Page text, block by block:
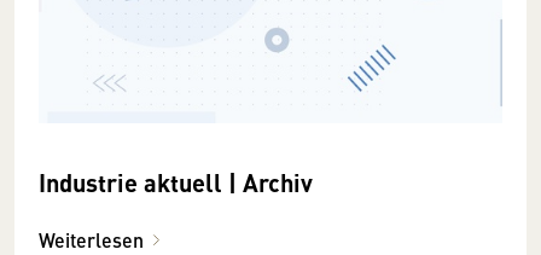
Industrie aktuell | Archiv
Weiterlesen